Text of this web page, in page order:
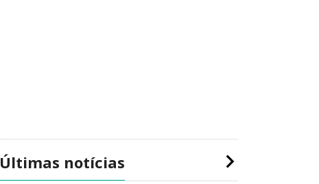
Últimas notícias